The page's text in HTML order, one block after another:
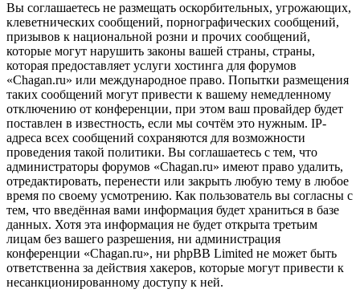
Вы соглашаетесь не размещать оскорбительных, угрожающих,
клеветнических сообщений, порнографических сообщений,
призывов к национальной розни и прочих сообщений,
которые могут нарушить законы вашей страны, страны,
которая предоставляет услуги хостинга для форумов
«Chagan.ru» или международное право. Попытки размещения
таких сообщений могут привести к вашему немедленному
отключению от конференции, при этом ваш провайдер будет
поставлен в известность, если мы сочтём это нужным. IP-
адреса всех сообщений сохраняются для возможности
проведения такой политики. Вы соглашаетесь с тем, что
администраторы форумов «Chagan.ru» имеют право удалить,
отредактировать, перенести или закрыть любую тему в любое
время по своему усмотрению. Как пользователь вы согласны с
тем, что введённая вами информация будет храниться в базе
данных. Хотя эта информация не будет открыта третьим
лицам без вашего разрешения, ни администрация
конференции «Chagan.ru», ни phpBB Limited не может быть
ответственна за действия хакеров, которые могут привести к
несанкционированному доступу к ней.